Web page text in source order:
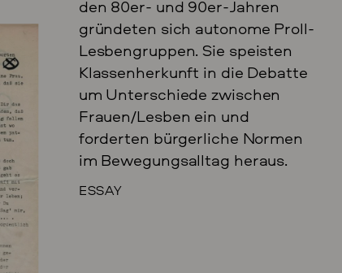
ESSAY
den 80er- und 90er-Jahren
gründeten sich autonome Proll-
Lesbengruppen. Sie speisten
Klassenherkunft in die Debatte
um Unterschiede zwischen
Frauen/Lesben ein und
forderten bürgerliche Normen
im Bewegungsalltag heraus.